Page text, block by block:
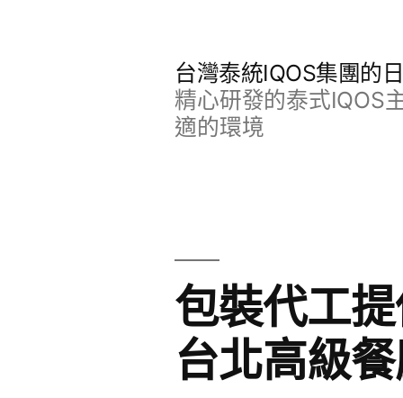
台灣泰統IQOS集團的
精心研發的泰式IQOS
適的環境
包裝代工
台北高級